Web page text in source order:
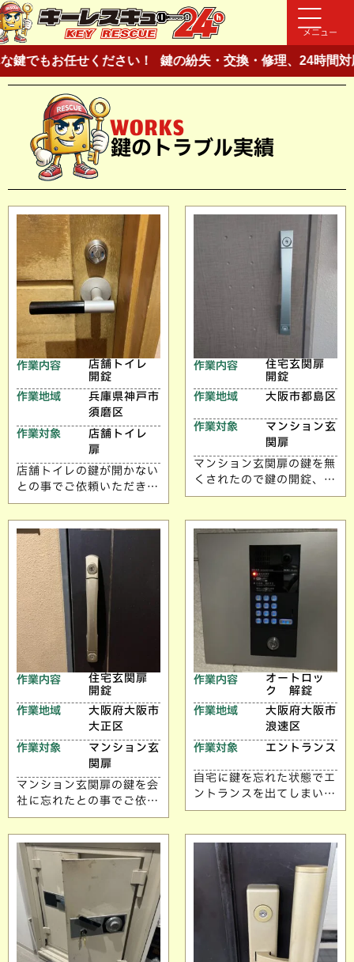
メニュー
でもお任せください！ 鍵の紛失・交換・修理、24時間対応
WORKS
鍵のトラブル実績
作業内容 店舗トイレ
開錠
作業地域
兵庫県神戸市
須磨区
作業対象
店舗トイレ
扉
店舗トイレの鍵が開かない
との事でご依頼いただきま
した。 ご依頼ありがとう
ございます。
作業内容 住宅玄関扉
開錠
作業地域
大阪市都島区
作業対象
マンション玄
関扉
マンション玄関扉の鍵を無
くされたので鍵の開錠、交
換のご依頼いただきまし
ざいます。
作業内容 住宅玄関扉
開錠
作業地域
大阪府大阪市
大正区
作業対象
マンション玄
関扉
マンション玄関扉の鍵を会
社に忘れたとの事でご依頼
いただきました。 ご依頼
ありがとうございます。
作業内容 オートロッ
ク 解錠
作業地域
大阪府大阪市
浪速区
作業対象
エントランス
自宅に鍵を忘れた状態でエ
ントランスを出てしまい解
錠のご依頼いただきまし
ざいます。